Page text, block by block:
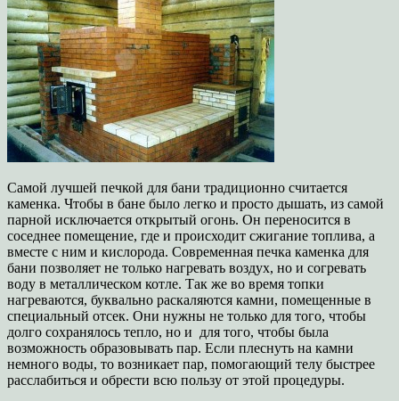
Самой лучшей печкой для бани традиционно считается
каменка. Чтобы в бане было легко и просто дышать, из самой
парной исключается открытый огонь. Он переносится в
соседнее помещение, где и происходит сжигание топлива, а
вместе с ним и кислорода. Современная печка каменка для
бани позволяет не только нагревать воздух, но и согревать
воду в металлическом котле. Так же во время топки
нагреваются, буквально раскаляются камни, помещенные в
специальный отсек. Они нужны не только для того, чтобы
долго сохранялось тепло, но и для того, чтобы была
возможность образовывать пар. Если плеснуть на камни
немного воды, то возникает пар, помогающий телу быстрее
расслабиться и обрести всю пользу от этой процедуры.